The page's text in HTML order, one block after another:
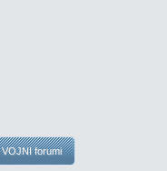
VOJNI forumi